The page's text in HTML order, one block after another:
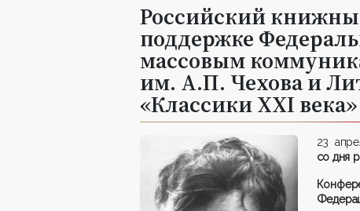
Российский
поддержке
массовым
им. А.П. Чехова и
«Классики XXI
23
со дня